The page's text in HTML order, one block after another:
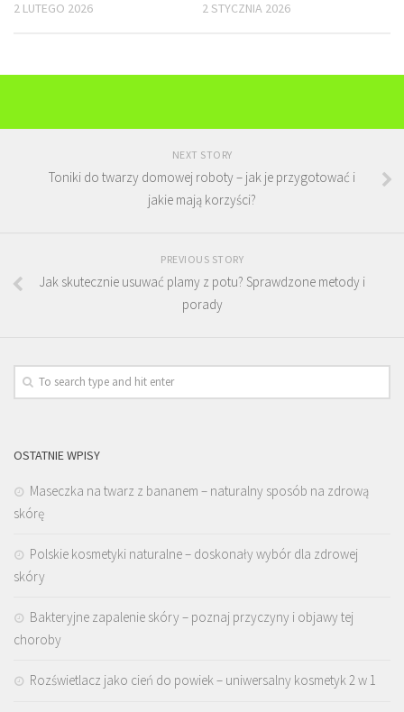
2 LUTEGO 2026 2 STYCZNIA 2026
NEXT STORY
Toniki do twarzy domowej roboty – jak je przygotować i
jakie mają korzyści?
PREVIOUS STORY
Jak skutecznie usuwać plamy z potu? Sprawdzone metody i
porady
OSTATNIE WPISY
Maseczka na twarz z bananem – naturalny sposób na zdrową
skórę
Polskie kosmetyki naturalne – doskonały wybór dla zdrowej
skóry
Bakteryjne zapalenie skóry – poznaj przyczyny i objawy tej
choroby
Rozświetlacz jako cień do powiek – uniwersalny kosmetyk 2 w 1